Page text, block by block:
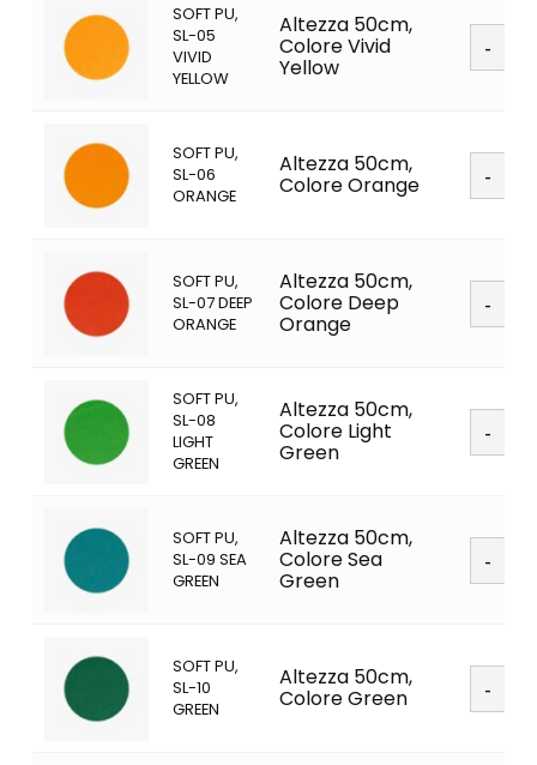
SOFT PU,
SL-05
VIVID
YELLOW
Altezza 50cm,
Colore Vivid
Yellow
Soft
PU
SOFT PU,
SL-06
ORANGE
Altezza 50cm,
Colore Orange
Soft
PU
SOFT PU,
SL-07 DEEP
ORANGE
Altezza 50cm,
Colore Deep
Orange
Soft
PU
SOFT PU,
SL-08
LIGHT
GREEN
Altezza 50cm,
Colore Light
Green
Soft
PU
SOFT PU,
SL-09 SEA
GREEN
Altezza 50cm,
Colore Sea
Green
Soft
PU
SOFT PU,
SL-10
GREEN
Altezza 50cm,
Colore Green
Soft
PU